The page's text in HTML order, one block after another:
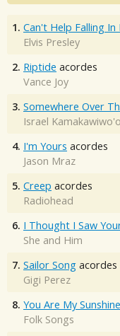
1. Can't Help Falling In
Elvis Presley
2. Riptide acordes
Vance Joy
3. Somewhere Over
Israel
4. I'm Yours acordes
Jason Mraz
5. Creep acordes
Radiohead
6. I Thought I Saw
She and Him
7. Sailor Song acordes
Gigi Perez
8. You Are My Sunshine
Folk Songs